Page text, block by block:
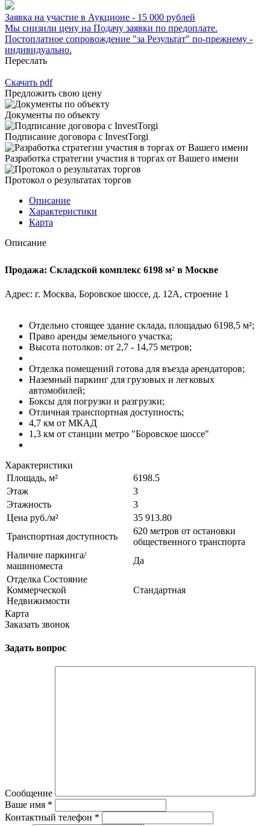
Заявка на участие в Аукционе - 15 000 рублей
Мы снизили цену на Подачу заявки по предоплате.
Постоплатное сопровождение "за Результат" по-прежнему -
индивидуально.
Переслать
Скачать pdf
Предложить свою цену
Документы по объекту
Подписание договора с InvestTorgi
Разработка стратегии участия в торгах от Вашего имени
Протокол о результатах торгов
Описание
Характеристики
Карта
Описание
Продажа: Складской комплекс 6198 м² в Москве
Адрес: г. Москва, Боровское шоссе, д. 12А, строение 1
Отдельно стоящее здание склада, площадью 6198,5 м²;
Право аренды земельного участка;
Высота потолков: от 2,7 - 14,75 метров;
Отделка помещений готова для въезда арендаторов;
Наземный паркинг для грузовых и легковых
автомобилей;
Боксы для погрузки и разгрузки;
Отличная транспортная доступность;
4,7 км от МКАД
1,3 км от станции метро "Боровское шоссе"
Характеристики
Площадь, м²
6198.5
Этаж
3
Этажность
3
Цена руб./м²
35 913.80
Транспортная доступность
620 метров от остановки
общественного транспорта
Наличие паркинга/
машиноместа
Да
Отделка Состояние
Коммерческой
Недвижимости
Стандартная
Карта
Заказать звонок
Задать вопрос
Сообщение
Ваше имя *
Контактный телефон *